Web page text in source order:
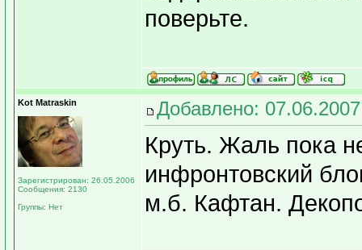
поверьте.
Kot Matraskin
Зарегистрирован: 26.05.2006
Сообщения: 2130
Группы: Нет
Добавлено:
Круть. Жаль пока
инфронтовский
м.б. Кафтан.